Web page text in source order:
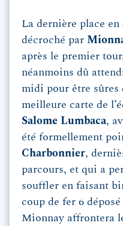
La dernière place
décroché par
après le premier
néanmoins dû
midi pour être
meilleure carte de
Salome Lumbaca,
été formellement
Charbonnier,
parcours, et qui a
souffler en faisant
coup de fer 6
Mionnay affrontera